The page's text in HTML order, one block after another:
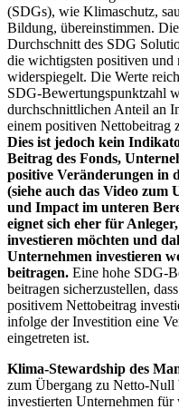
(SDGs), wie Klimaschutz,
Bildung, übereinstimmen.
Durchschnitt des SDG
die wichtigsten positiven und
widerspiegelt. Die Werte
SDG-Bewertungspunktzahl
durchschnittlichen Anteil an
einem positiven Nettobeitrag
Dies ist jedoch kein
Beitrag des Fonds,
positive Veränderungen in
(siehe auch das Video zum
und Impact im unteren
eignet sich eher für
investieren möchten und
Unternehmen investieren
beitragen. Eine hohe SDG-
beitragen sicherzustellen,
positivem Nettobeitrag
infolge der Investition eine
eingetreten ist.
Klima-Stewardship des
zum Übergang zu Netto-Null
investierten Unternehmen für